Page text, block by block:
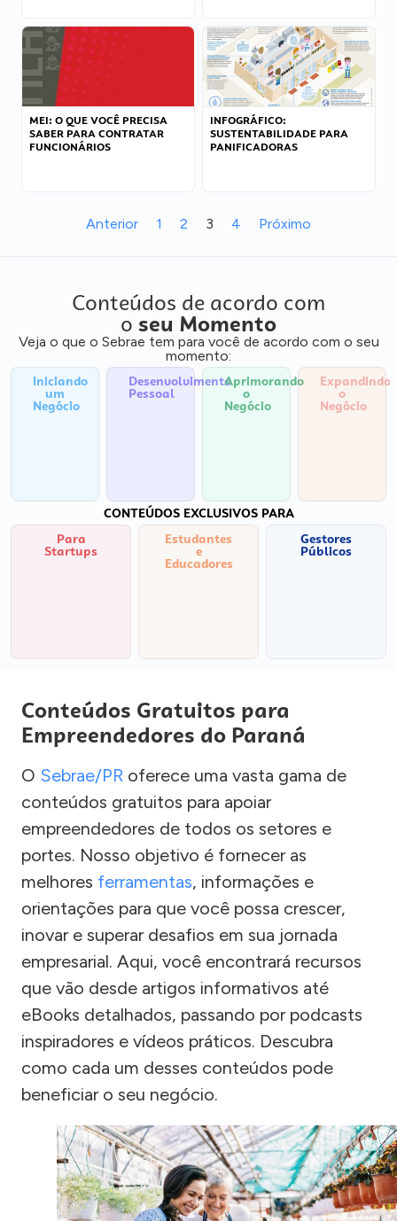
MEI: O QUE VOCÊ PRECISA
SABER PARA CONTRATAR
FUNCIONÁRIOS
INFOGRÁFICO:
SUSTENTABILIDADE PARA
PANIFICADORAS
Anterior 1 2 3 4 Próximo
Conteúdos de acordo com
o seu Momento
Veja o que o Sebrae tem para você de acordo com o seu
momento:
Iniciando
um
Negócio
Desenvolvimento
Pessoal
Aprimorando
o
Negócio
Expandindo
o
Negócio
CONTEÚDOS EXCLUSIVOS PARA
Para
Startups
Estudantes
e
Educadores
Gestores
Públicos
Conteúdos Gratuitos para
Empreendedores do Paraná
O Sebrae/PR oferece uma vasta gama de
conteúdos gratuitos para apoiar
empreendedores de todos os setores e
portes. Nosso objetivo é fornecer as
melhores ferramentas, informações e
orientações para que você possa crescer,
inovar e superar desafios em sua jornada
empresarial. Aqui, você encontrará recursos
que vão desde artigos informativos até
eBooks detalhados, passando por podcasts
inspiradores e vídeos práticos. Descubra
como cada um desses conteúdos pode
beneficiar o seu negócio.